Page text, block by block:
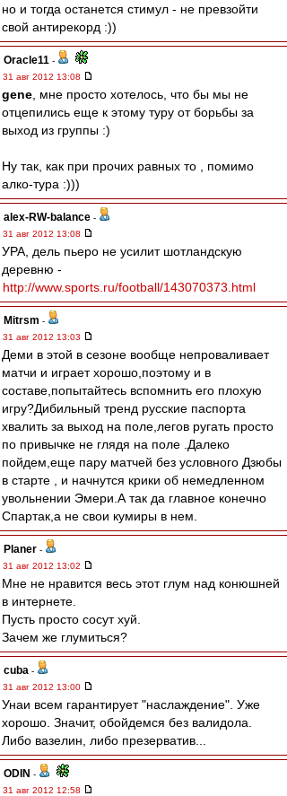
но и тогда останется стимул - не превзойти
свой антирекорд :))
Oracle11 -
31 авг 2012 13:08
gene , мне просто хотелось, что бы мы не
отцепились еще к этому туру от борьбы за
выход из группы :)
Ну так, как при прочих равных то , помимо
алко-тура :)))
alex-RW-balance -
31 авг 2012 13:08
УРА, дель пьеро не усилит шотландскую
деревню -
http://www.sports.ru/football/143070373.html
Mitrsm -
31 авг 2012 13:03
Деми в этой в сезоне вообще непроваливает
матчи и играет хорошо,поэтому и в
составе,попытайтесь вспомнить его плохую
игру?Дибильный тренд русские паспорта
хвалить за выход на поле,легов ругать просто
по привычке не глядя на поле .Далеко
пойдем,еще пару матчей без условного Дзюбы
в старте , и начнутся крики об немедленном
увольнении Эмери.А так да главное конечно
Спартак,а не свои кумиры в нем.
Planer -
31 авг 2012 13:02
Мне не нравится весь этот глум над конюшней
в интернете.
Пусть просто сосут хуй.
Зачем же глумиться?
cuba -
31 авг 2012 13:00
Унаи всем гарантирует "наслаждение". Уже
хорошо. Значит, обойдемся без валидола.
Либо вазелин, либо презерватив...
ODIN -
31 авг 2012 12:58